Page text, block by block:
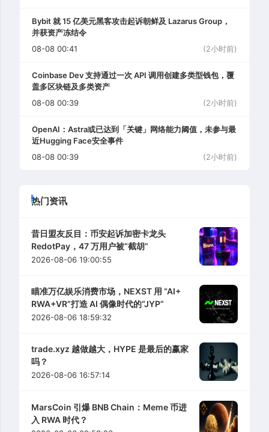
Bybit 就 15 亿美元黑客攻击起诉朝鲜及 Lazarus Group，
并获资产冻结令
08-08 00:41
(2小时前)
Coinbase Dev 支持通过一次 API 调用创建多类型钱包，覆
盖多区块链及多类资产
08-08 00:39
(2小时前)
OpenAI：Astra或已达到「关键」网络能力阈值，未参与最
近Hugging Face安全事件
08-08 00:39
(2小时前)
热门资讯
昔日盟友反目：币安起诉加密卡龙头
RedotPay，47 万用户被“截胡”
2026-08-06 19:00:55
瞄准万亿娱乐消费市场，NEXST 用 “AI+
RWA+VR”打造 AI 偶像时代的“JYP”
2026-08-06 18:59:32
trade.xyz 越做越大，HYPE 是最后的赢家
吗？
2026-08-06 16:57:14
MarsCoin 引爆 BNB Chain：Meme 币进
入 RWA 时代？